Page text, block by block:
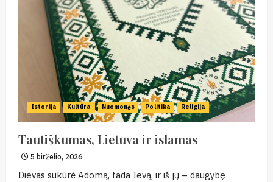
Istorija Kultūra Nuomonės Politika Religija
Tautiškumas, Lietuva ir islamas
5 birželio, 2026
Dievas sukūrė Adomą, tada Ievą, ir iš jų – daugybę